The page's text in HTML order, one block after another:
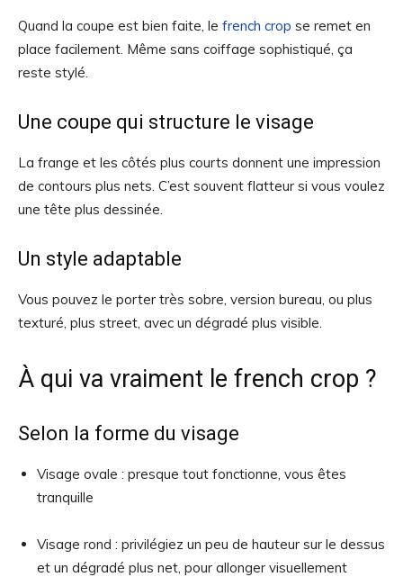
Quand la coupe est bien faite, le french crop se remet en
place facilement. Même sans coiffage sophistiqué, ça
reste stylé.
Une coupe qui structure le visage
La frange et les côtés plus courts donnent une impression
de contours plus nets. C’est souvent flatteur si vous voulez
une tête plus dessinée.
Un style adaptable
Vous pouvez le porter très sobre, version bureau, ou plus
texturé, plus street, avec un dégradé plus visible.
À qui va vraiment le french crop ?
Selon la forme du visage
Visage ovale : presque tout fonctionne, vous êtes
tranquille
Visage rond : privilégiez un peu de hauteur sur le dessus
et un dégradé plus net, pour allonger visuellement